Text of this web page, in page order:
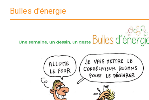
Bulles d'énergie